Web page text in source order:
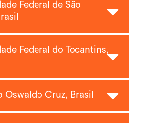
Federal de São
Federal do Tocantins,
Oswaldo Cruz, Brasil